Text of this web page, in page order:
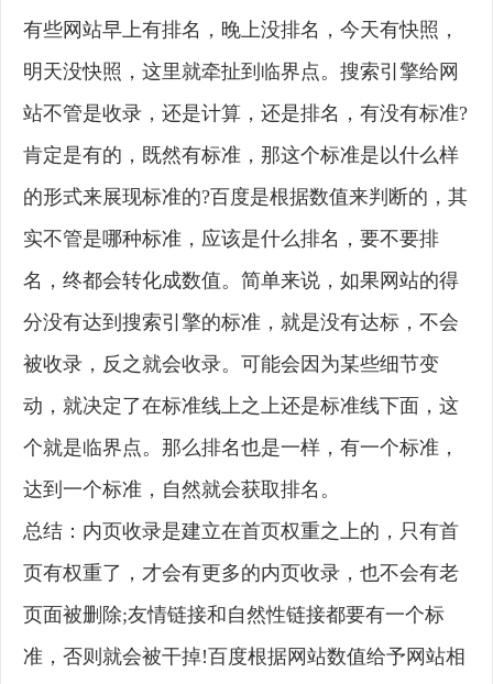
有些网站早上有排名，晚上没排名，今天有快照，
明天没快照，这里就牵扯到临界点。搜索引擎给网
站不管是收录，还是计算，还是排名，有没有标准?
肯定是有的，既然有标准，那这个标准是以什么样
的形式来展现标准的?百度是根据数值来判断的，其
实不管是哪种标准，应该是什么排名，要不要排
名，终都会转化成数值。简单来说，如果网站的得
分没有达到搜索引擎的标准，就是没有达标，不会
被收录，反之就会收录。可能会因为某些细节变
动，就决定了在标准线上之上还是标准线下面，这
个就是临界点。那么排名也是一样，有一个标准，
达到一个标准，自然就会获取排名。
总结：内页收录是建立在首页权重之上的，只有首
页有权重了，才会有更多的内页收录，也不会有老
页面被删除;友情链接和自然性链接都要有一个标
准，否则就会被干掉!百度根据网站数值给予网站相